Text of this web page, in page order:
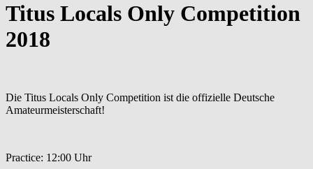
Titus Locals Only Competition
2018
Die Titus Locals Only Competition ist die offizielle Deutsche
Amateurmeisterschaft!
Practice: 12:00 Uhr